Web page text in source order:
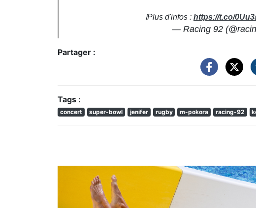
ℹ️Plus d'infos : https://t.co/
— Racing 92
Partager :
Tags :
concert super-bowl jenifer rugby m-pokora racing-92